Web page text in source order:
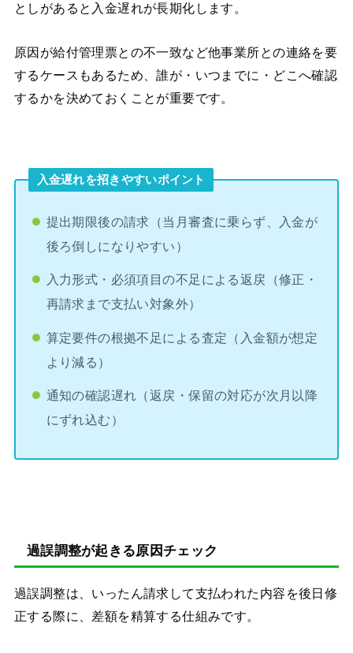
としがあると入金遅れが長期化します。
原因が給付管理票との不一致など他事業所との連絡を要
するケースもあるため、誰が・いつまでに・どこへ確認
するかを決めておくことが重要です。
入金遅れを招きやすいポイント
提出期限後の請求（当月審査に乗らず、入金が
後ろ倒しになりやすい）
入力形式・必須項目の不足による返戻（修正・
再請求まで支払い対象外）
算定要件の根拠不足による査定（入金額が想定
より減る）
通知の確認遅れ（返戻・保留の対応が次月以降
にずれ込む）
過誤調整が起きる原因チェック
過誤調整は、いったん請求して支払われた内容を後日修
正する際に、差額を精算する仕組みです。